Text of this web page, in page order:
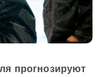
прогнозируют